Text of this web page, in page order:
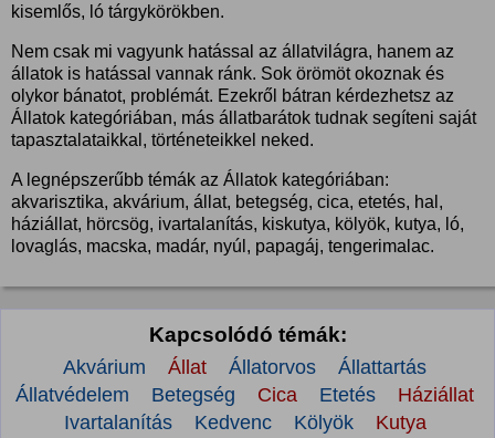
kisemlős, ló tárgykörökben.
Nem csak mi vagyunk hatással az állatvilágra, hanem az
állatok is hatással vannak ránk. Sok örömöt okoznak és
olykor bánatot, problémát. Ezekről bátran kérdezhetsz az
Állatok kategóriában, más állatbarátok tudnak segíteni saját
tapasztalataikkal, történeteikkel neked.
A legnépszerűbb témák az Állatok kategóriában:
akvarisztika, akvárium, állat, betegség, cica, etetés, hal,
háziállat, hörcsög, ivartalanítás, kiskutya, kölyök, kutya, ló,
lovaglás, macska, madár, nyúl, papagáj, tengerimalac.
Kapcsolódó témák:
Akvárium Állat Állatorvos
Állattartás
Állatvédelem
Betegség Cica Etetés
Háziállat
Ivartalanítás
Kedvenc Kölyök
Kutya